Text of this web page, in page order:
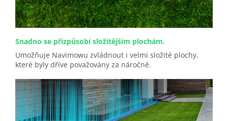
Snadno se přizpůsobí složitějším plochám.
Umožňuje Navimowu zvládnout i velmi složité plochy,
které byly dříve považovány za náročné.